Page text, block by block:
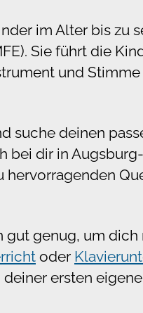
im Alter bis zu
Sie führt die
und
suche deinen
bei dir in
hervorragenden
gut genug, um
oder
ersten